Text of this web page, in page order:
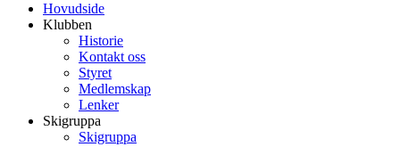
Hovudside
Klubben
Historie
Kontakt oss
Styret
Medlemskap
Lenker
Skigruppa
Skigruppa